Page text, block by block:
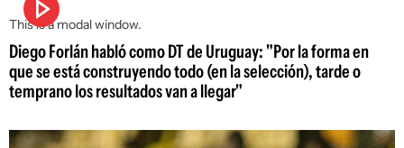
This is a modal window.
Diego Forlán habló como DT de Uruguay: "Por la forma en
que se está construyendo todo (en la selección), tarde o
temprano los resultados van a llegar"